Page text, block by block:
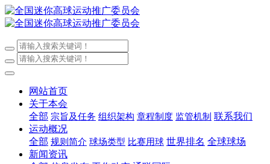
网站首页
关于本会
全部 宗旨及任务 组织架构 章程制度 监管机制 联系我们
运动概况
全部 规则简介 球场类型 比赛用球 世界排名 全球球场
新闻资讯